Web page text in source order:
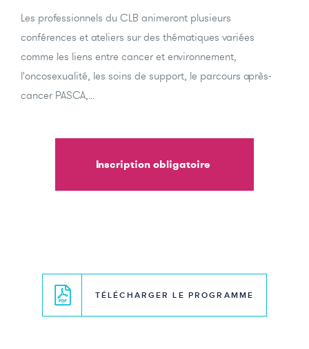
Les professionnels du CLB animeront plusieurs
conférences et ateliers sur des thématiques variées
comme les liens entre cancer et environnement,
l'oncosexualité, les soins de support, le parcours après-
cancer PASCA,...
Inscription obligatoire
TÉLÉCHARGER LE PROGRAMME